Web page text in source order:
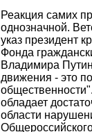
Реакция самих
однозначной.
указ президент
Фонда
Владимира
движения - это
обладает
области